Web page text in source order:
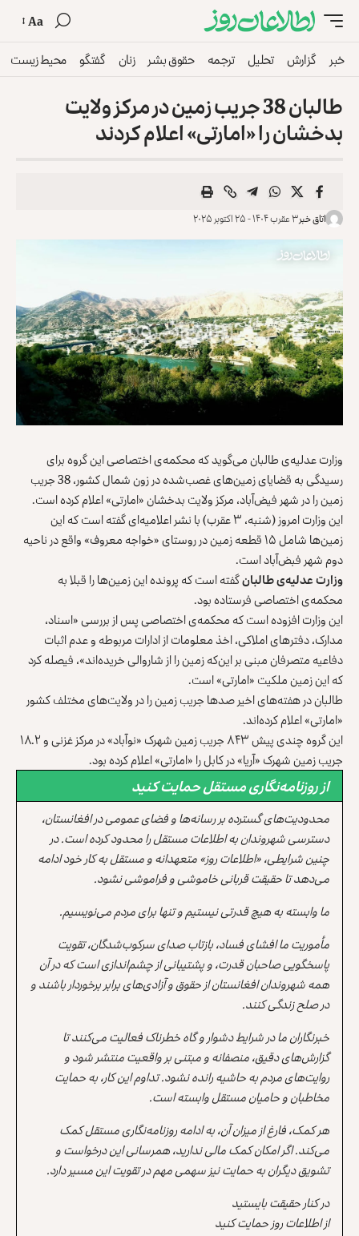
Aa
خبر گزارش تحلیل ترجمه حقوق بشر زنان گفتگو محیط زیست
طالبان 38 جریب زمین در مرکز ولایت
بدخشان را «امارتی» اعلام کردند
اتاق خبر۳ عقرب ۱۴۰۴ - ۲۵ اکتوبر ۲۰۲۵
وزارت عدلیه‌ی طالبان می‌گوید که محکمه‌ی اختصاصی این گروه برای
رسیدگی به قضایای زمین‌های غصب‌شده در زون شمال کشور، 38 جریب
زمین را در شهر فیض‌آباد، مرکز ولایت بدخشان «امارتی» اعلام کرده است.
این وزارت امروز (شنبه، ۳ عقرب) با نشر اعلامیه‌‌ای گفته است که این
زمین‌ها شامل ۱۵ قطعه زمین در روستای «خواجه معروف» واقع در ناحیه
دوم شهر فبض‌آباد است.
وزارت عدلیه‌ی طالبانگفته است که پرونده این زمین‌ها را قبلا به
محکمه‌ی اختصاصی فرستاده بود.
این وزارت افزوده است که محکمه‌ی اختصاصی پس از بررسی «اسناد،
مدارک، دفترهای املاکی، اخذ معلومات از ادارات مربوطه و عدم اثبات
دفاعیه متصرفان مبنی بر این‌که زمین را از شاروالی خریده‌اند»، فیصله کرد
که این زمین ملکیت «امارتی» است.
طالبان در هفته‌های اخیر صدها جریب زمین را در ولایت‌های مختلف کشور
«امارتی» اعلام کرده‌اند.
این گروه چندی پیش ۸۴۳ جریب زمین شهرک «نوآباد» در مرکز غزنی و ۱۸.۲
جریب زمین شهرک «آریا» در کابل را «امارتی» اعلام کرده بود.
از روزنامه‌نگاری مستقل حمایت کنید
محدودیت‌های گسترده بر رسانه‌ها و فضای عمومی در افغانستان،
دسترسی شهروندان به اطلاعات مستقل را محدود کرده است. در
چنین شرایطی، «اطلاعات روز» متعهدانه و مستقل به کار خود ادامه
می‌دهد تا حقیقت قربانی خاموشی و فراموشی نشود.
ما وابسته به هیچ قدرتی نیستیم و تنها برای مردم می‌نویسیم.
مأموریت ما افشای فساد، بازتاب صدای سرکوب‌شدگان، تقویت
پاسخگویی صاحبان قدرت، و پشتیبانی از چشم‌اندازی است که در آن
همه شهروندان افغانستان از حقوق و آزادی‌های برابر برخوردار باشند و
در صلح زندگی کنند.
خبرنگاران ما در شرایط دشوار و گاه خطرناک فعالیت می‌کنند تا
گزارش‌های دقیق، منصفانه و مبتنی بر واقعیت منتشر شود و
روایت‌های مردم به حاشیه رانده نشود. تداوم این کار، به حمایت
مخاطبان و حامیان مستقل وابسته است.
هر کمک، فارغ از میزان آن، به ادامه روزنامه‌نگاری مستقل کمک
می‌کند. اگر امکان کمک مالی ندارید، همرسانی این درخواست و
تشویق دیگران به حمایت نیز سهمی مهم در تقویت این مسیر دارد.
در کنار حقیقت بایستید
از اطلاعات روز حمایت کنید